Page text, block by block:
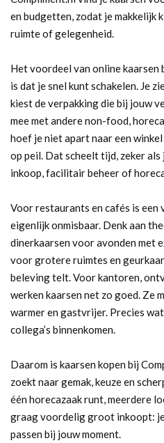
en budgetten, zodat je makkelijk
ruimte of gelegenheid.
Het voordeel van online
is dat je snel kunt schakelen. Je
kiest de verpakking die bij jouw
mee met andere non-food,
hoef je niet apart naar een
op peil. Dat scheelt tijd, zeker
inkoop, facilitair beheer of
Voor restaurants en cafés is een
eigenlijk onmisbaar. Denk aan
dinerkaarsen voor avonden met
voor grotere ruimtes en
beleving telt. Voor kantoren,
werken kaarsen net zo goed. Ze
warmer en gastvrijer. Precies
collega’s binnenkomen.
Daarom is kaarsen kopen bij
zoekt naar gemak, keuze en
één horecazaak runt, meerdere
graag voordelig groot inkoopt:
passen bij jouw moment.